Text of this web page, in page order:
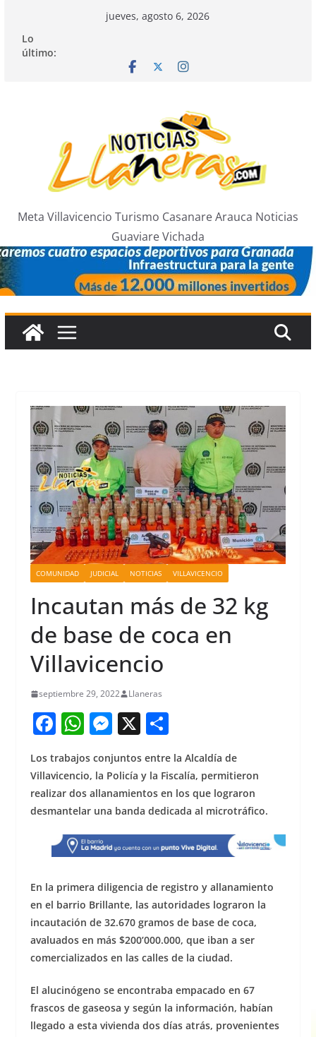
contenido
jueves, agosto 6, 2026
Lo
último:
Meta Villavicencio Turismo Casanare Arauca Noticias
Guaviare Vichada
COMUNIDAD JUDICIAL NOTICIAS VILLAVICENCIO
Incautan más de 32 kg
de base de coca en
Villavicencio
septiembre 29, 2022 Llaneras
F
a
c
e
b
o
o
k
W
at
s
A
p
p
M
e
ss
e
n
g
er
X S
h
ar
e
Los trabajos conjuntos entre la Alcaldía de
Villavicencio, la Policía y la Fiscalía, permitieron
realizar dos allanamientos en los que lograron
desmantelar una banda dedicada al microtráfico.
En la primera diligencia de registro y allanamiento
en el barrio Brillante, las autoridades lograron la
incautación de 32.670 gramos de base de coca,
avaluados en más $200’000.000, que iban a ser
comercializados en las calles de la ciudad.
El alucinógeno se encontraba empacado en 67
frascos de gaseosa y según la información, habían
llegado a esta vivienda dos días atrás, provenientes